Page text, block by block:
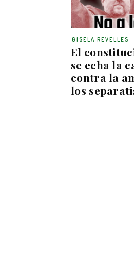
El
se echa la
contra la
los
GISELA REVELLES